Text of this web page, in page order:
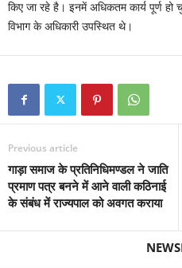
किए जा रहे है। इनमें अधिकतम कार्य पूर्ण
विभाग के अधिकारी उपस्थित थे।
Previous article
गाड़ा समाज के प्रतिनिधिमण्डल ने जाति
प्रमाण पत्र बनने में आने वाली कठिनाई
के संबंध में राज्यपाल को अवगत कराया